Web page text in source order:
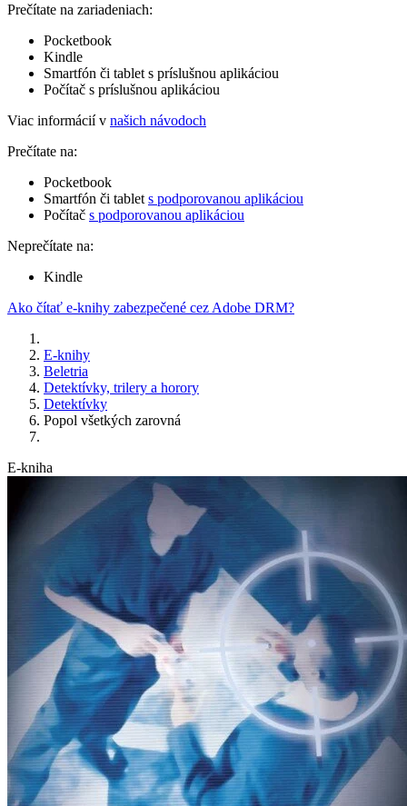
Prečítate na zariadeniach:
Pocketbook
Kindle
Smartfón či tablet s príslušnou aplikáciou
Počítač s príslušnou aplikáciou
Viac informácií v našich návodoch
Prečítate na:
Pocketbook
Smartfón či tablet s podporovanou aplikáciou
Počítač s podporovanou aplikáciou
Neprečítate na:
Kindle
Ako čítať e-knihy zabezpečené cez Adobe DRM?
E-knihy
Beletria
Detektívky, trilery a horory
Detektívky
Popol všetkých zarovná
E-kniha